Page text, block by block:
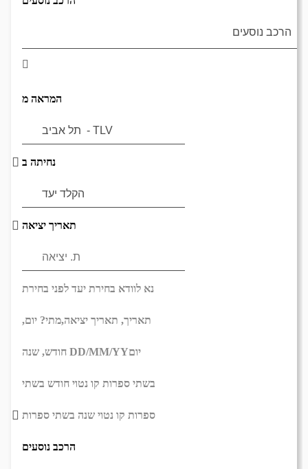
המראה מ
נחיתה ב
תאריך יציאה
נא לוודא בחירת יעד לפני בחירת
תאריך, תאריך יציאה,מתי? יום,
DD/MM/YYיום
בשתי ספרות קו נטוי חודש בשתי
ספרות קו נטוי שנה בשתי ספרות
הרכב נוסעים